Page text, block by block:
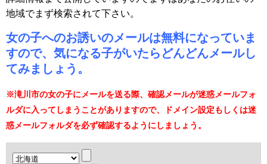
地域でまず検索されて下さい。
女の子へのお誘いのメールは無料になっていま
すので、気になる子がいたらどんどんメールし
てみましょう。
※滝川市の女の子にメールを送る際、確認メールが迷惑メールフォ
ルダに入ってしまうことがありますので、ドメイン設定もしくは迷
惑メールフォルダを必ず確認するようにしましょう。